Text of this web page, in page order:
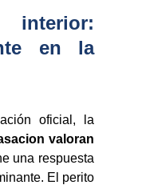
en la
oficial, la
valoran
una respuesta
El perito